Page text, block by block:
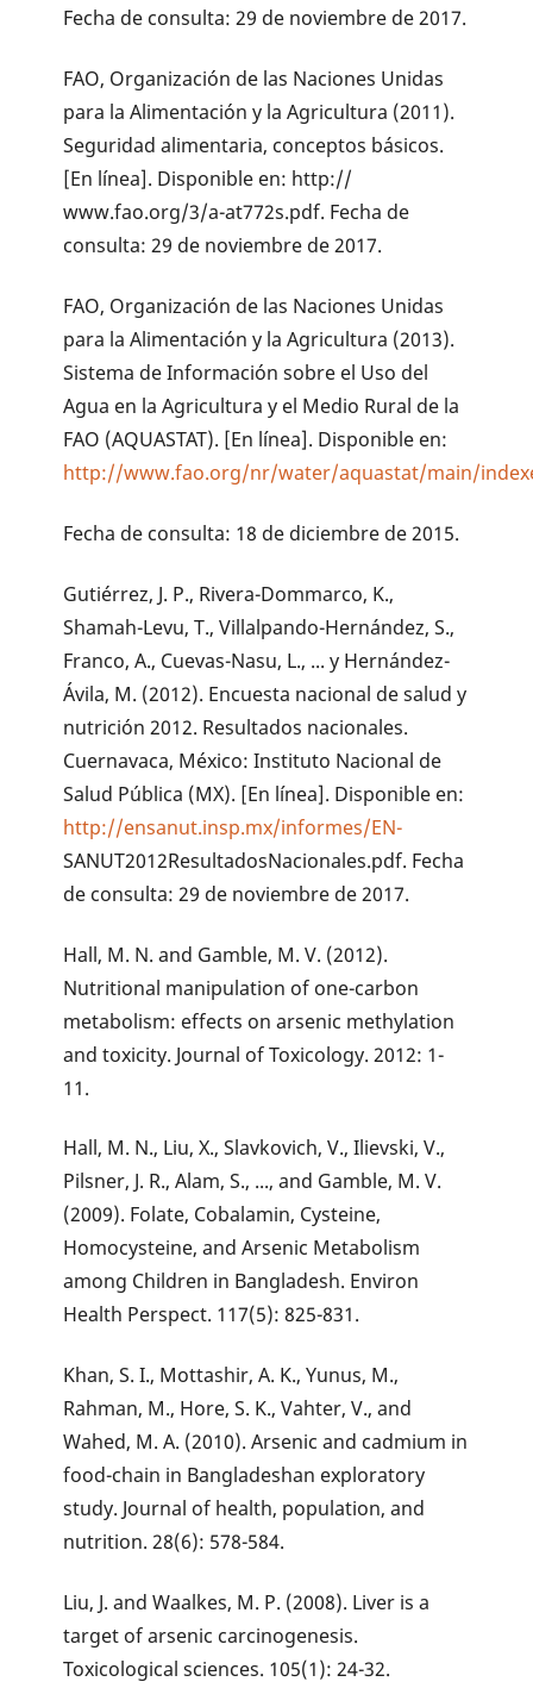
Fecha de consulta: 29 de noviembre de 2017.
FAO, Organización de las Naciones Unidas
para la Alimentación y la Agricultura (2011).
Seguridad alimentaria, conceptos básicos.
[En línea]. Disponible en: http://
www.fao.org/3/a-at772s.pdf. Fecha de
consulta: 29 de noviembre de 2017.
FAO, Organización de las Naciones Unidas
para la Alimentación y la Agricultura (2013).
Sistema de Información sobre el Uso del
Agua en la Agricultura y el Medio Rural de la
FAO (AQUASTAT). [En línea]. Disponible en:
http://www.fao.org/nr/water/aquastat/main/
Fecha de consulta: 18 de diciembre de 2015.
Gutiérrez, J. P., Rivera-Dommarco, K.,
Shamah-Levu, T., Villalpando-Hernández, S.,
Franco, A., Cuevas-Nasu, L., ... y Hernández-
Ávila, M. (2012). Encuesta nacional de salud y
nutrición 2012. Resultados nacionales.
Cuernavaca, México: Instituto Nacional de
Salud Pública (MX). [En línea]. Disponible en:
http://ensanut.insp.mx/informes/EN-
SANUT2012ResultadosNacionales.pdf. Fecha
de consulta: 29 de noviembre de 2017.
Hall, M. N. and Gamble, M. V. (2012).
Nutritional manipulation of one-carbon
metabolism: effects on arsenic methylation
and toxicity. Journal of Toxicology. 2012: 1-
11.
Hall, M. N., Liu, X., Slavkovich, V., Ilievski, V.,
Pilsner, J. R., Alam, S., ..., and Gamble, M. V.
(2009). Folate, Cobalamin, Cysteine,
Homocysteine, and Arsenic Metabolism
among Children in Bangladesh. Environ
Health Perspect. 117(5): 825-831.
Khan, S. I., Mottashir, A. K., Yunus, M.,
Rahman, M., Hore, S. K., Vahter, V., and
Wahed, M. A. (2010). Arsenic and cadmium in
food-chain in Bangladeshan exploratory
study. Journal of health, population, and
nutrition. 28(6): 578-584.
Liu, J. and Waalkes, M. P. (2008). Liver is a
target of arsenic carcinogenesis.
Toxicological sciences. 105(1): 24-32.